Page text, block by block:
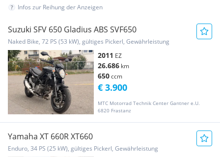
Infos zur Reihung der Anzeigen
Suzuki SFV 650 Gladius ABS SVF650
Naked Bike, 72 PS (53 kW), gültiges Pickerl, Gewährleistung
2011 EZ
26.686 km
650ccm
MTC Motorrad Technik Center Gantner e.U.
6820 Frastanz
€ 3.900
Yamaha XT 660R XT660
Enduro, 34 PS (25 kW), gültiges Pickerl, Gewährleistung